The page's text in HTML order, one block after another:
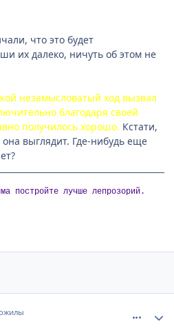
что это будет
их далеко, ничуть об этом не
незамысловатый ход вызвал
благодаря своей
получилось хорошо. Кстати,
выглядит. Где-нибудь еще
постройте лучше лепрозорий.